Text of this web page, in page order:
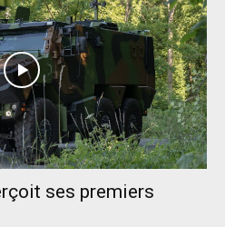
ses premiers